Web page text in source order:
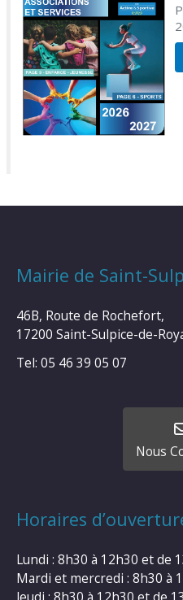
Mairie de Saint-
46B, Route de Rochefort,
17200 Saint-Sulpice-de-
Tel: 05 46 39 05 07
Nous
Horaires
Lundi : 8h30 à 12h30 et de
Mardi et mercredi : 8h30 à